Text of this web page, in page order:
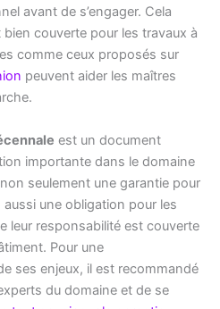
avant de s’engager. Cela
bien couverte pour les travaux à
comme ceux proposés sur
peuvent aider les maîtres
est un document
importante dans le domaine
seulement une garantie pour
aussi une obligation pour les
leur responsabilité est couverte
Pour une
ses enjeux, il est recommandé
du domaine et de se